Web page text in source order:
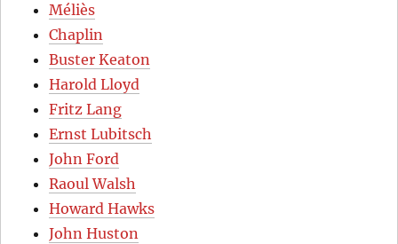
Méliès
Chaplin
Buster Keaton
Harold Lloyd
Fritz Lang
Ernst Lubitsch
John Ford
Raoul Walsh
Howard Hawks
John Huston